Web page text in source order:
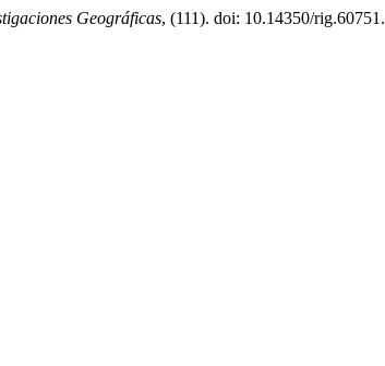
Geográficas, (111). doi: 10.14350/rig.60751.